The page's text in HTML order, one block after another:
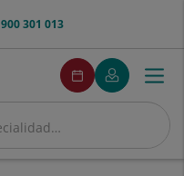
900 301 013
menuPedirCita
Pedir
cita
Mi
Quirónsalud
Menú